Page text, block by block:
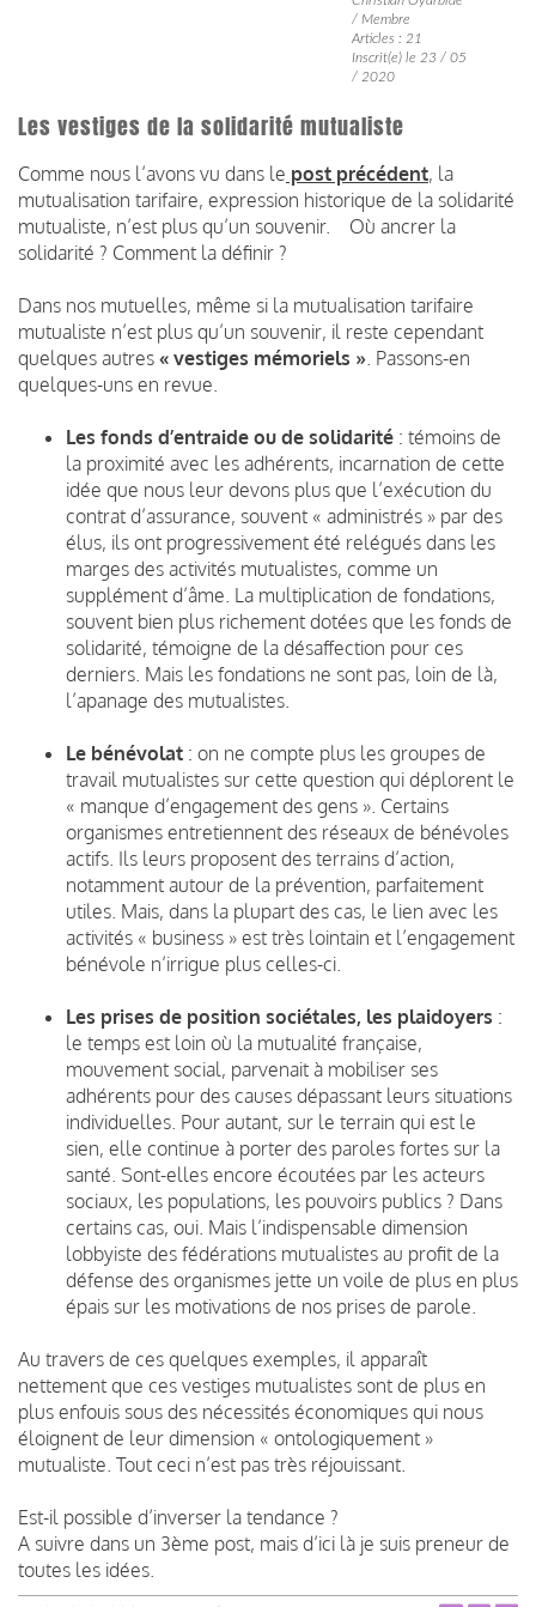
/ Membre
Articles : 21
Inscrit(e) le 23 / 05
/ 2020
Les vestiges de la solidarité mutualiste
Comme nous l’avons vu dans le post précédent, la
mutualisation tarifaire, expression historique de la solidarité
mutualiste, n’est plus qu’un souvenir. Où ancrer la
solidarité ? Comment la définir ?
Dans nos mutuelles, même si la mutualisation tarifaire
mutualiste n’est plus qu’un souvenir, il reste cependant
quelques autres « vestiges mémoriels » . Passons-en
quelques-uns en revue.
Les fonds d’entraide ou de solidarité : témoins de
la proximité avec les adhérents, incarnation de cette
idée que nous leur devons plus que l’exécution du
contrat d’assurance, souvent « administrés » par des
élus, ils ont progressivement été relégués dans les
marges des activités mutualistes, comme un
supplément d’âme. La multiplication de fondations,
souvent bien plus richement dotées que les fonds de
solidarité, témoigne de la désaffection pour ces
derniers. Mais les fondations ne sont pas, loin de là,
l’apanage des mutualistes.
Le bénévolat : on ne compte plus les groupes de
travail mutualistes sur cette question qui déplorent le
« manque d’engagement des gens ». Certains
organismes entretiennent des réseaux de bénévoles
actifs. Ils leurs proposent des terrains d’action,
notamment autour de la prévention, parfaitement
utiles. Mais, dans la plupart des cas, le lien avec les
activités « business » est très lointain et l’engagement
bénévole n’irrigue plus celles-ci.
Les prises de position sociétales, les plaidoyers :
le temps est loin où la mutualité française,
mouvement social, parvenait à mobiliser ses
adhérents pour des causes dépassant leurs situations
individuelles. Pour autant, sur le terrain qui est le
sien, elle continue à porter des paroles fortes sur la
santé. Sont-elles encore écoutées par les acteurs
sociaux, les populations, les pouvoirs publics ? Dans
certains cas, oui. Mais l’indispensable dimension
lobbyiste des fédérations mutualistes au profit de la
défense des organismes jette un voile de plus en plus
épais sur les motivations de nos prises de parole.
Au travers de ces quelques exemples, il apparaît
nettement que ces vestiges mutualistes sont de plus en
plus enfouis sous des nécessités économiques qui nous
éloignent de leur dimension « ontologiquement »
mutualiste. Tout ceci n’est pas très réjouissant.
Est-il possible d’inverser la tendance ?
A suivre dans un 3ème post, mais d’ici là je suis preneur de
toutes les idées.